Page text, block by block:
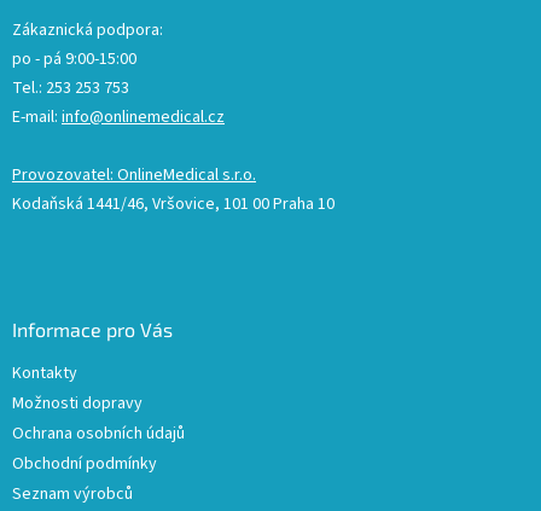
Zákaznická podpora:
po - pá 9:00-15:00
Tel.: 253 253 753
E-mail: info@onlinemedical.cz
Provozovatel: OnlineMedical s.r.o.
Kodaňská 1441/46, Vršovice, 101 00 Praha 10
Informace pro Vás
Kontakty
Možnosti dopravy
Ochrana osobních údajů
Obchodní podmínky
Seznam výrobců